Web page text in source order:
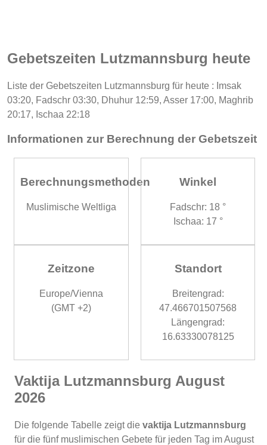
Gebetszeiten Lutzmannsburg heute
Liste der Gebetszeiten Lutzmannsburg für heute : Imsak
03:20, Fadschr 03:30, Dhuhur 12:59, Asser 17:00, Maghrib
20:17, Ischaa 22:18
Informationen zur Berechnung der Gebetszeit
Berechnungsmethoden
Muslimische Weltliga
Winkel
Fadschr: 18 °
Ischaa: 17 °
Zeitzone
Europe/Vienna
(GMT +2)
Standort
Breitengrad:
47.466701507568
Längengrad:
16.63330078125
Vaktija Lutzmannsburg August
2026
Die folgende Tabelle zeigt die vaktija Lutzmannsburg
für die fünf muslimischen Gebete für jeden Tag im August